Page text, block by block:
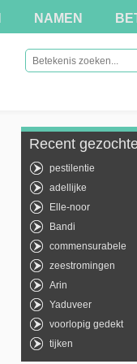
NAMEN
Recent
pestilentie
adellijke
Elle-noor
Bandi
commensurabele
zeestromingen
Arin
Yaduveer
voorlopig gedekt
tijken